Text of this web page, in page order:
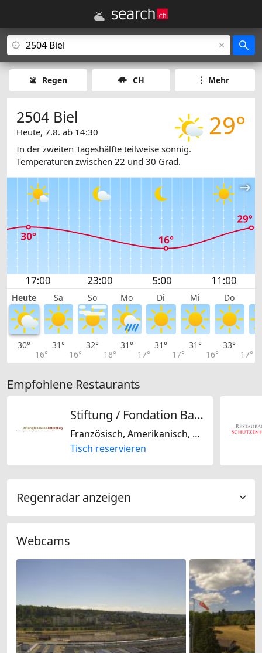
Regen CH Mehr
29°
2504 Biel
Heute, 7.8. ab 14:30
In der zweiten Tageshälfte teilweise sonnig.
Temperaturen zwischen 22 und 30 Grad.
Heute Sa So Mo Di Mi Do
30°
16°
31°
16°
32°
18°
31°
17°
31°
17°
31°
16°
33°
17°
Empfohlene Restaurants
Stiftung / Fondation Battenberg
Französisch, Amerikanisch, Fast Food, Deutsch, Regional, Schweizerisch, International, Europäisch, Griechisch
Tisch reservieren
Regenradar anzeigen
Webcams